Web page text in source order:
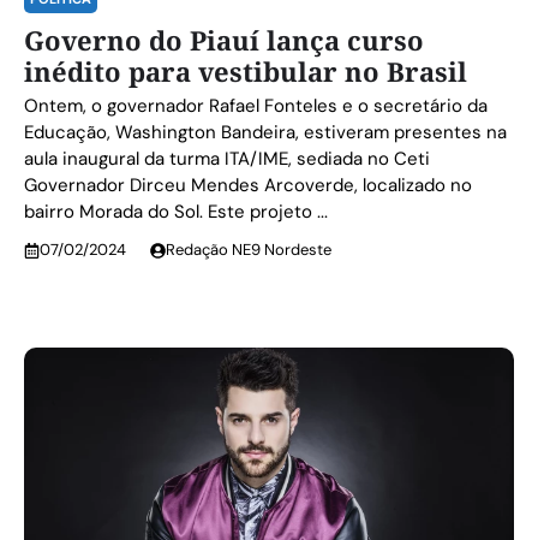
Governo do Piauí lança curso
inédito para vestibular no Brasil
Ontem, o governador Rafael Fonteles e o secretário da
Educação, Washington Bandeira, estiveram presentes na
aula inaugural da turma ITA/IME, sediada no Ceti
Governador Dirceu Mendes Arcoverde, localizado no
bairro Morada do Sol. Este projeto ...
07/02/2024 Redação NE9 Nordeste